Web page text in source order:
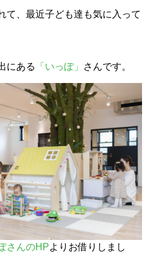
て、最近子ども達も気に入って
にある 「いっぽ」 さんです。
さんのHPよりお借りしまし